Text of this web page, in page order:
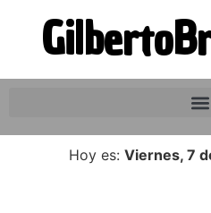
Hoy es: Viernes, 7